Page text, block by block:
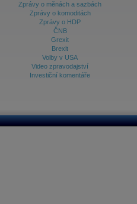
Zprávy o měnách a sazbách
Zprávy o komoditách
Zprávy o HDP
ČNB
Grexit
Brexit
Volby v USA
Video zpravodajství
Investiční komentáře